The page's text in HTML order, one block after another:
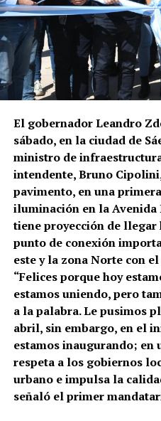
El gobernador Leandro
sábado, en la ciudad de
ministro de
intendente, Bruno
pavimento, en una
iluminación en la Avenida
tiene proyección de llegar
punto de conexión
este y la zona Norte con
“Felices porque hoy
estamos uniendo, pero
a la palabra. Le pusimos
abril, sin embargo, en el
estamos inaugurando; en
respeta a los gobiernos
urbano e impulsa la
señaló el primer